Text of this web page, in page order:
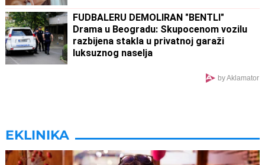
FUDBALERU DEMOLIRAN "BENTLI"
Drama u Beogradu: Skupocenom vozilu
razbijena stakla u privatnoj garaži
luksuznog naselja
by Aklamator
EKLINIKA